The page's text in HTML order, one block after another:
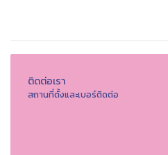
ติดต่อเรา
สถานที่ตั้งและเบอร์ติดต่อ